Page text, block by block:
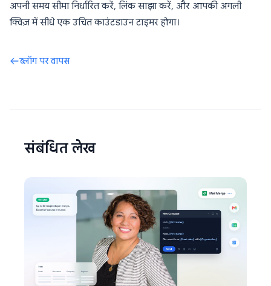
अपनी समय सीमा निर्धारित करें, लिंक साझा करें, और आपकी अगली
क्विज़ में सीधे एक उचित काउंटडाउन टाइमर होगा।
ब्लॉग पर वापस
संबंधित लेख